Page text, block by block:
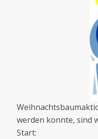
werden konnte, sind
Start: